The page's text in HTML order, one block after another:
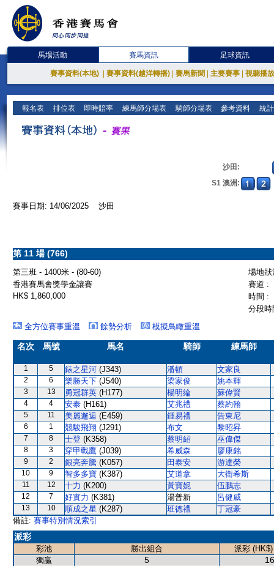
馬場活動 賽馬資訊 足球資訊
賽事資料(本地) 賽事資料(越洋轉播) 賽馬新聞 主要賽事 視聽播
報名表 排位表 即時賠率 練馬師分場表 騎師分場表 參考資料 統
沙田:
S1 澳洲:
賽事日期: 14/06/2025 沙田
第 11 場 (766)
第三班 - 1400米 - (80-60)
場地
香港賽馬會獎學金讓賽
賽道 :
HK$ 1,860,000
時間 :
分段
全方位賽事重溫
餘勢分析 模擬鳥瞰重溫
名次 馬號 馬名 騎師 練馬師
1 5 錶之星河 (J343) 潘頓 文家良
2 6 樂勝天下 (J540) 梁家俊 姚本輝
3 13 勇冠群英 (H177) 楊明綸 蘇偉賢
4 4 安泰 (H161) 艾兆禮 蔡約翰
5 11 美麗邂逅 (E459) 鍾易禮 告東尼
6 1 競駿飛翔 (J291) 布文 黎昭昇
7 8 士登 (K358) 蔡明紹 巫偉傑
8 3 穿甲戰鷹 (J039) 希威森 廖康銘
9 2 銀亮奔騰 (K057) 田泰安 游達榮
10 9 智多多寶 (K387) 艾道拿 大衛希斯
11 12 十力 (K200) 黃寶妮 伍鵬志
12 7 好實力 (K381) 湯普新 呂健威
13 10 順成之星 (K287) 班德禮
丁冠豪
備註: 賽事特別情況索引
派彩
彩池 勝出組合
派彩 (HK$)
獨贏
5